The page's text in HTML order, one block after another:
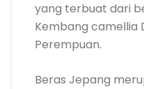
yang terbuat dari
Kembang camellia
Perempuan.
Beras Jepang